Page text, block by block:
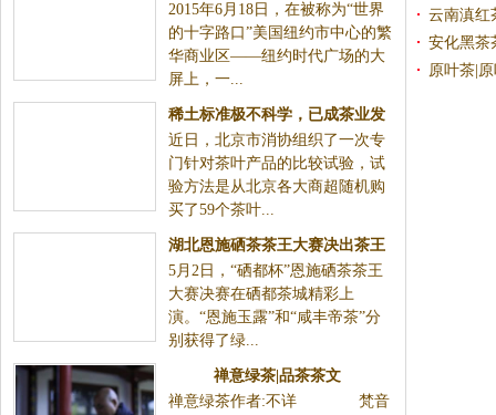
艳四方
2015年6月18日，在被称为“世界
的十字路口”美国纽约市中心的繁
华商业区——纽约时代广场的大
屏上，一...
稀土标准极不科学，已成茶业发
展壁垒！
近日，北京市消协组织了一次专
门针对茶叶产品的比较试验，试
验方法是从北京各大商超随机购
买了59个茶叶...
湖北恩施硒茶茶王大赛决出茶王
5月2日，“硒都杯”恩施硒茶茶王
大赛决赛在硒都茶城精彩上
演。“恩施玉露”和“咸丰帝茶”分
别获得了绿...
禅意绿茶|品茶茶文
禅意绿茶作者:不详 梵音
云南滇
安化黑茶
原叶茶|